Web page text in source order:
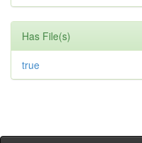
Has File(s)
true